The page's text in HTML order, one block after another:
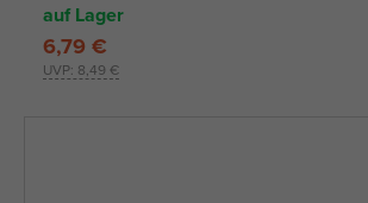
auf Lager
UVP: 8,49 €
6,79 €